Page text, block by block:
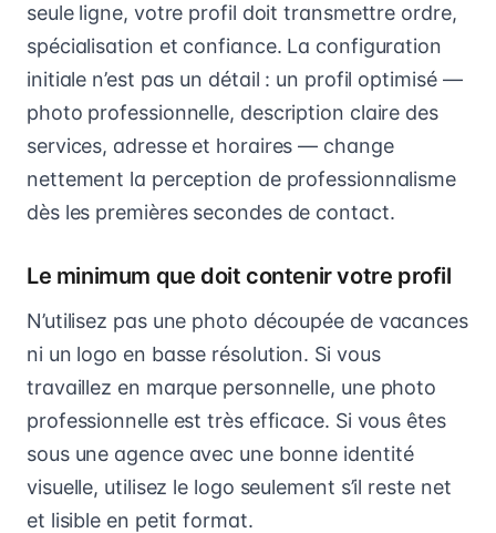
seule ligne, votre profil doit transmettre ordre,
spécialisation et confiance. La configuration
initiale n’est pas un détail : un profil optimisé —
photo professionnelle, description claire des
services, adresse et horaires — change
nettement la perception de professionnalisme
dès les premières secondes de contact.
Le minimum que doit contenir votre profil
N’utilisez pas une photo découpée de vacances
ni un logo en basse résolution. Si vous
travaillez en marque personnelle, une photo
professionnelle est très efficace. Si vous êtes
sous une agence avec une bonne identité
visuelle, utilisez le logo seulement s’il reste net
et lisible en petit format.